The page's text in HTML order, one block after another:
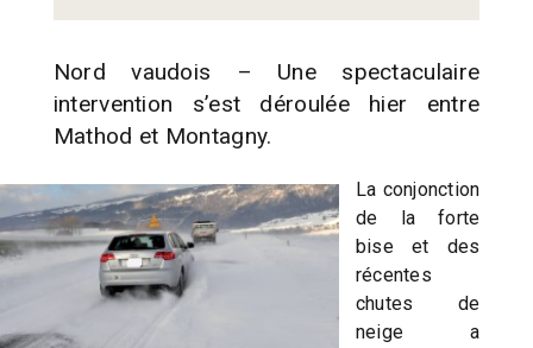
Nord vaudois – Une spectaculaire
intervention s’est déroulée hier entre
Mathod et Montagny.
La conjonction
de la forte
bise et des
récentes
chutes de
neige a